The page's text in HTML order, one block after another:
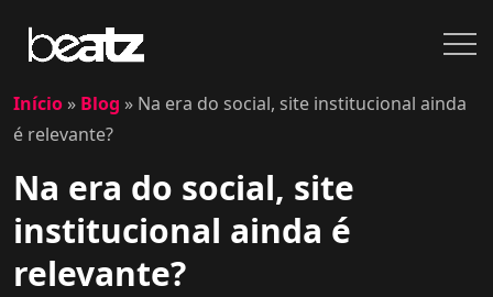
Início » Blog » Na era do social, site institucional ainda
é relevante?
Na era do social, site
institucional ainda é
relevante?